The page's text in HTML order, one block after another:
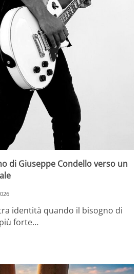
di Giuseppe Condello verso un
identità quando il bisogno di
forte…